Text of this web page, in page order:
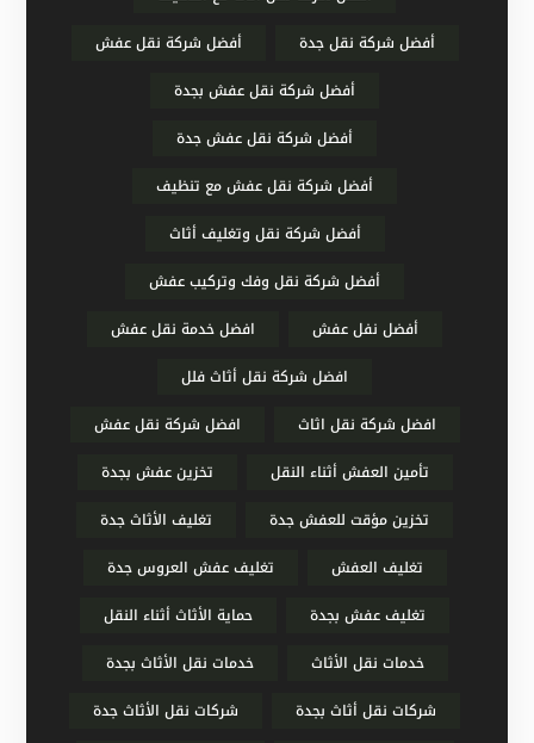
أفضل شركة نقل جدة
أفضل شركة نقل عفش
أفضل شركة نقل عفش بجدة
أفضل شركة نقل عفش جدة
أفضل شركة نقل عفش مع تنظيف
أفضل شركة نقل وتغليف أثاث
أفضل شركة نقل وفك وتركيب عفش
أفضل نفل عفش
افضل خدمة نقل عفش
افضل شركة نقل أثاث فلل
افضل شركة نقل اثاث
افضل شركة نقل عفش
تأمين العفش أثناء النقل
تخزين عفش بجدة
تخزين مؤقت للعفش جدة
تغليف الأثاث جدة
تغليف العفش
تغليف عفش العروس جدة
تغليف عفش بجدة
حماية الأثاث أثناء النقل
خدمات نقل الأثاث
خدمات نقل الأثاث بجدة
شركات نقل أثاث بجدة
شركات نقل الأثاث جدة